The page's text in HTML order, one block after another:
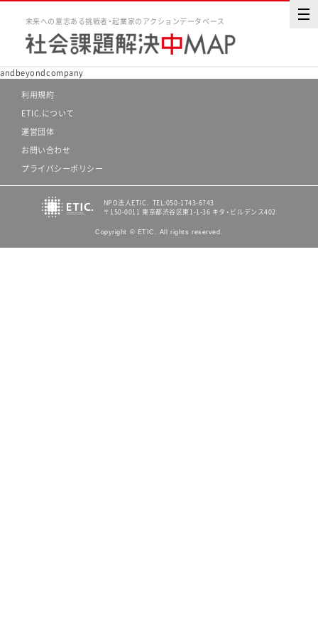
未来への意志ある挑戦者・起業家のアクションデータベース
andbeyondcompany
利用規約
ETIC.について
運営団体
お問い合わせ
プライバシーポリシー
NPO法人ETIC. TEL:050-1743-6743
〒150-0011 東京都渋谷区東1-1-36 キタ・ビルデンス402
Copyright © ETIC. All rights reserved.